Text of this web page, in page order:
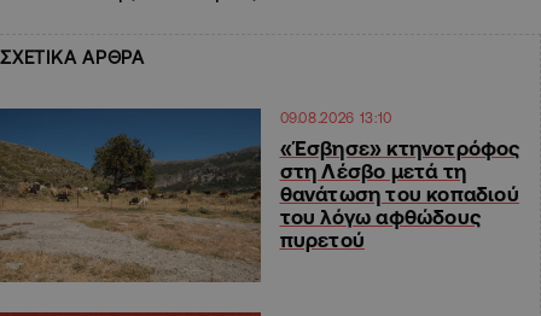
ΣΧΕΤΙΚΑ ΑΡΘΡΑ
09.08.2026 13:10
«Έσβησε» κτηνοτρόφος
στη Λέσβο μετά τη
θανάτωση του κοπαδιού
του λόγω αφθώδους
πυρετού